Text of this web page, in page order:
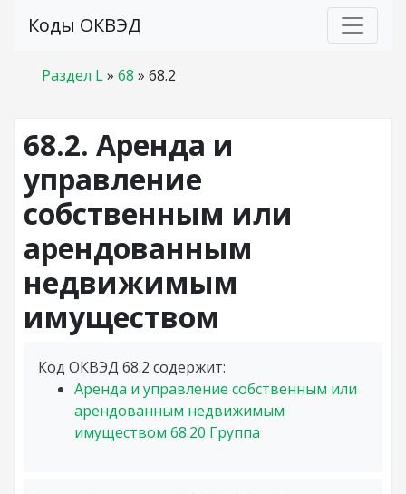
Коды ОКВЭД
Раздел L» 68 » 68.2
68.2. Аренда и
управление
собственным или
арендованным
недвижимым
имуществом
Код ОКВЭД 68.2 содержит:
Аренда и управление собственным или
арендованным недвижимым
имуществом 68.20 Группа